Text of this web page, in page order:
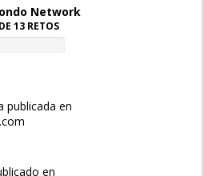
Network
13 RETOS
publicada en
en